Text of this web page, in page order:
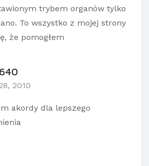
trybem organów tylko
To wszystko z mojej strony
że pomogłem
2010
akordy dla lepszego